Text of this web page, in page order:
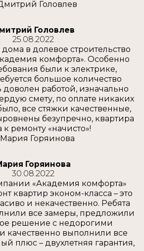
Головлев
25.08.2022
в долевое строительство
комфорта». Особенно
были к электрике,
большое количество
доволен работой, изначально
смету, по оплате никаких
все стяжки качественные,
безупречно, квартира
к ремонту «начисто»!
Горяинова
30.08.2022
«Академия комфорта»
квартир эконом-класса – это
и некачественно. Ребята
все замеры, предложили
решение с недорогими
качественно выполнили все
плюс – двухлетняя гарантия,